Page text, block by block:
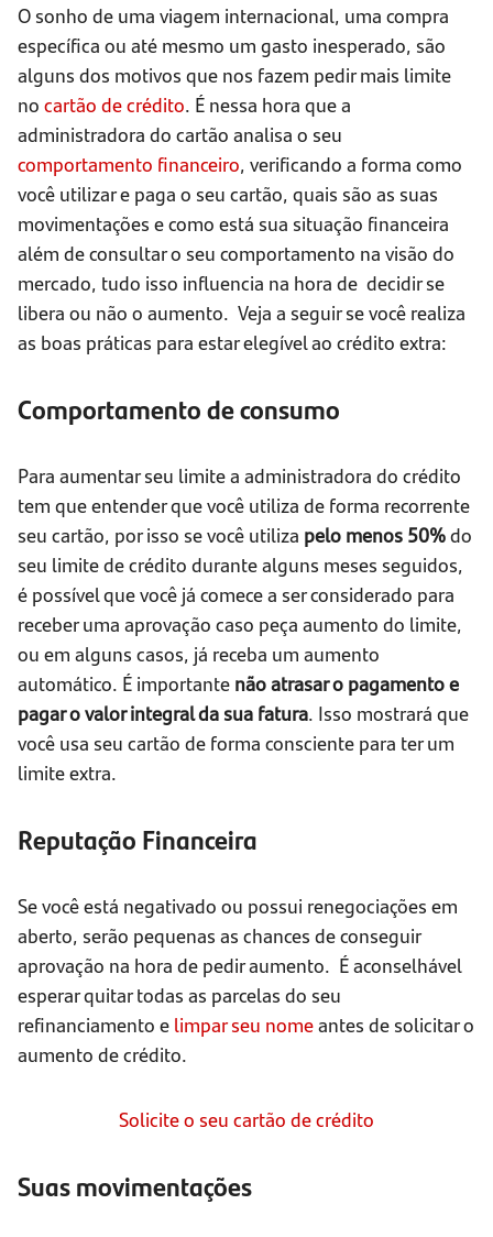
O sonho de uma viagem internacional, uma compra
específica ou até mesmo um gasto inesperado, são
alguns dos motivos que nos fazem pedir mais limite
no cartão de crédito. É nessa hora que a
administradora do cartão analisa o seu
comportamento financeiro, verificando a forma como
você utilizar e paga o seu cartão, quais são as suas
movimentações e como está sua situação financeira
além de consultar o seu comportamento na visão do
mercado, tudo isso influencia na hora de decidir se
libera ou não o aumento. Veja a seguir se você realiza
as boas práticas para estar elegível ao crédito extra:
Comportamento de consumo
Para aumentar seu limite a administradora do crédito
tem que entender que você utiliza de forma recorrente
seu cartão, por isso se você utiliza pelo menos 50%do
seu limite de crédito durante alguns meses seguidos,
é possível que você já comece a ser considerado para
receber uma aprovação caso peça aumento do limite,
ou em alguns casos, já receba um aumento
automático. É importante não atrasar o pagamento e
pagar o valor integral da sua fatura. Isso mostrará que
você usa seu cartão de forma consciente para ter um
limite extra.
Reputação Financeira
Se você está negativado ou possui renegociações em
aberto, serão pequenas as chances de conseguir
aprovação na hora de pedir aumento. É aconselhável
esperar quitar todas as parcelas do seu
refinanciamento e limpar seu nomeantes de solicitar o
aumento de crédito.
Solicite o seu cartão de crédito
Suas movimentações